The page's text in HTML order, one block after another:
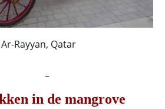
Ar-Rayyan, Qatar
in de mangrove